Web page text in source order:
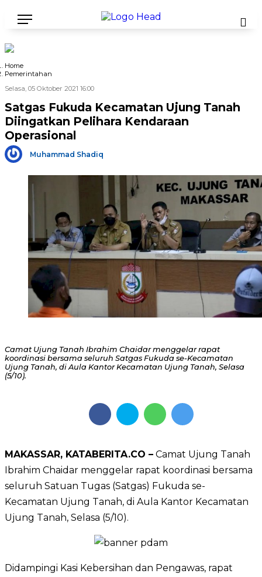
Home
Pemerintahan
Selasa, 05 Oktober 2021 16:00
Satgas Fukuda Kecamatan Ujung Tanah
Diingatkan Pelihara Kendaraan
Operasional
Muhammad Shadiq
Camat Ujung Tanah Ibrahim Chaidar menggelar rapat
koordinasi bersama seluruh Satgas Fukuda se-Kecamatan
Ujung Tanah, di Aula Kantor Kecamatan Ujung Tanah, Selasa
(5/10).
MAKASSAR, KATABERITA.CO – Camat Ujung Tanah
Ibrahim Chaidar menggelar rapat koordinasi bersama
seluruh Satuan Tugas (Satgas) Fukuda se-
Kecamatan Ujung Tanah, di Aula Kantor Kecamatan
Ujung Tanah, Selasa (5/10).
Didampingi Kasi Kebersihan dan Pengawas, rapat